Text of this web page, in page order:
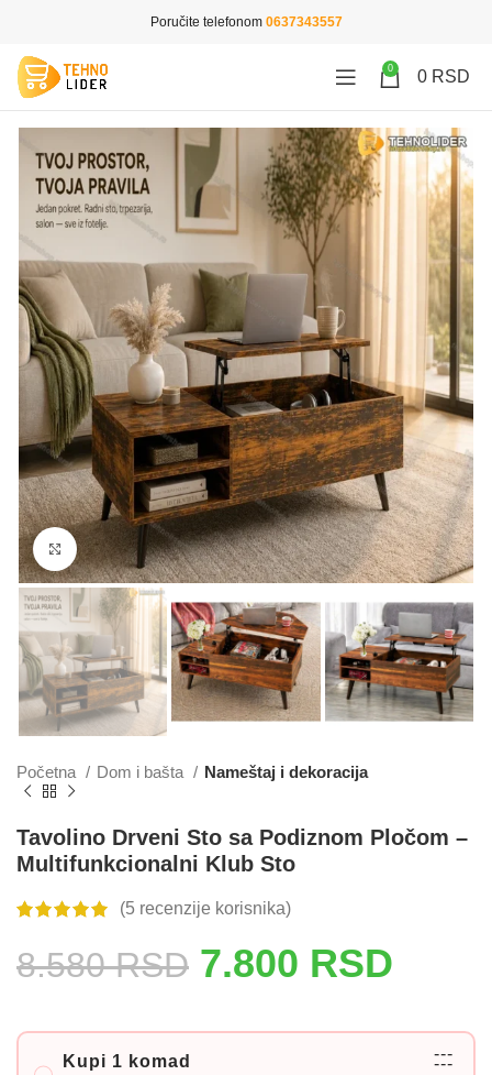
Poručite telefonom 0637343557
0 0 RSD
Click to enlarge
Početna Dom i bašta Nameštaj i dekoracija
Tavolino Drveni Sto sa Podiznom Pločom –
Multifunkcionalni Klub Sto
(5 recenzije korisnika)
8.580RSD 7.800 RSD
Kupi 1 komad
---
---